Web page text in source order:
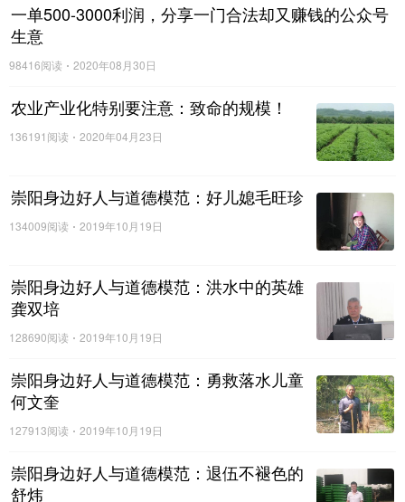
一单500-3000利润，分享一门合法却又赚钱的公众号
生意
98416阅读 2020年08月30日
农业产业化特别要注意：致命的规模！
136191阅读 2020年04月23日
崇阳身边好人与道德模范：好儿媳毛旺珍
134009阅读 2019年10月19日
崇阳身边好人与道德模范：洪水中的英雄
龚双培
128690阅读 2019年10月19日
崇阳身边好人与道德模范：勇救落水儿童
何文奎
127913阅读 2019年10月19日
崇阳身边好人与道德模范：退伍不褪色的
舒炜